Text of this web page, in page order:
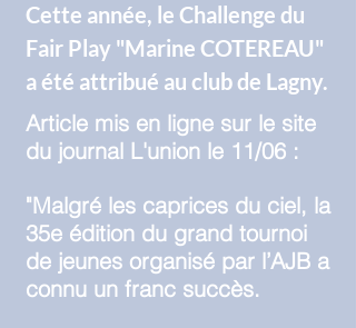
Cette année, le Challenge du
Fair Play "Marine COTEREAU"
a été attribué au club de Lagny.
Article mis en ligne sur le site
du journal L'union le 11/06 :
"Malgré les caprices du ciel, la
35e édition du grand tournoi
de jeunes organisé par l’AJB a
connu un franc succès.